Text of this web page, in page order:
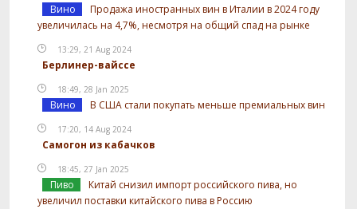
Вино
Продажа иностранных вин в Италии в 2024 году
увеличилась на 4,7%, несмотря на общий спад на рынке
13:29, 21 Aug 2024
Берлинер-вайссе
18:49, 28 Jan 2025
Вино В США стали покупать меньше премиальных вин
17:20, 14 Aug 2024
Самогон из кабачков
18:45, 27 Jan 2025
Пиво
Китай снизил импорт российского пива, но
увеличил поставки китайского пива в Россию